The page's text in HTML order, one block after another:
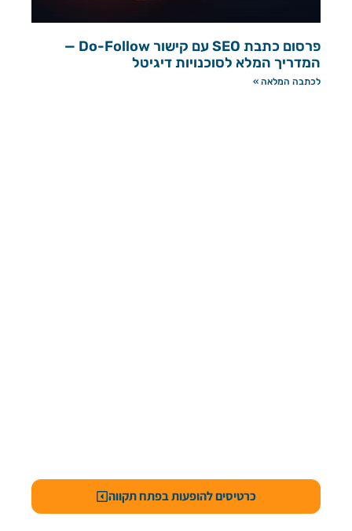
פרסום כתבת SEO עם קישור Do-Follow —
המדריך המלא לסוכנויות דיגיטל
לכתבה המלאה »
כרטיסים להופעות בפתח תקווה